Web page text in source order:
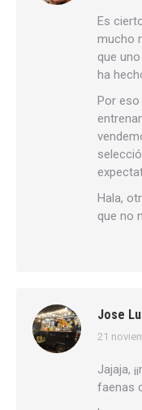
Es
mucho
que
ha
Por
Hala,
que no
Jose
dice:
21
Jajaja,
faenas